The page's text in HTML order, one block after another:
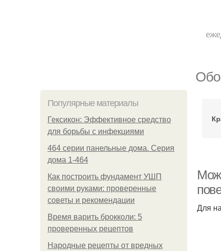
Популярные материалы
Гексикон: Эффективное средство
для борьбы с инфекциями
464 серии панельные дома. Серия
дома 1-464
Как построить фундамент УШП
своими руками: проверенные
советы и рекомендации
Время варить брокколи: 5
проверенных рецептов
Народные рецепты от вредных
Для